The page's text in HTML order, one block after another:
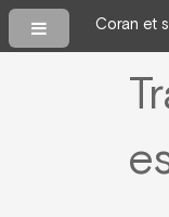
Coran et